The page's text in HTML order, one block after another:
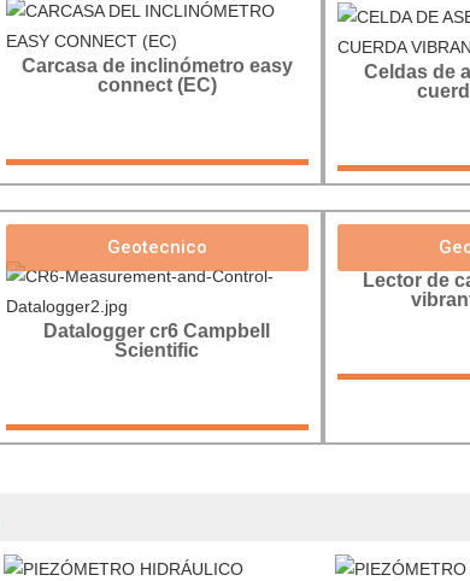
Carcasa de inclinómetro easy
connect (EC)
Celdas de
Geotecnico
Datalogger cr6 Campbell
Scientific
Lector de